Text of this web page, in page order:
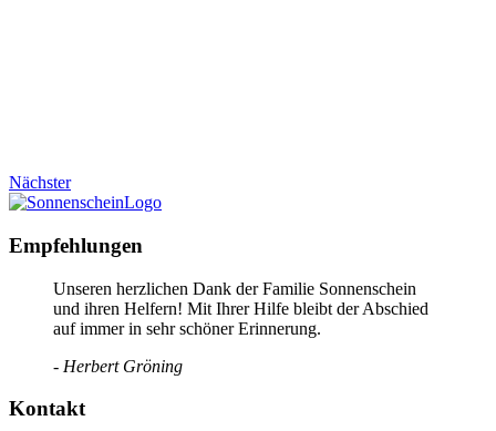
Nächster
Empfehlungen
Unseren herzlichen Dank der Familie Sonnenschein
und ihren Helfern! Mit Ihrer Hilfe bleibt der Abschied
auf immer in sehr schöner Erinnerung.
- Herbert Gröning
Kontakt